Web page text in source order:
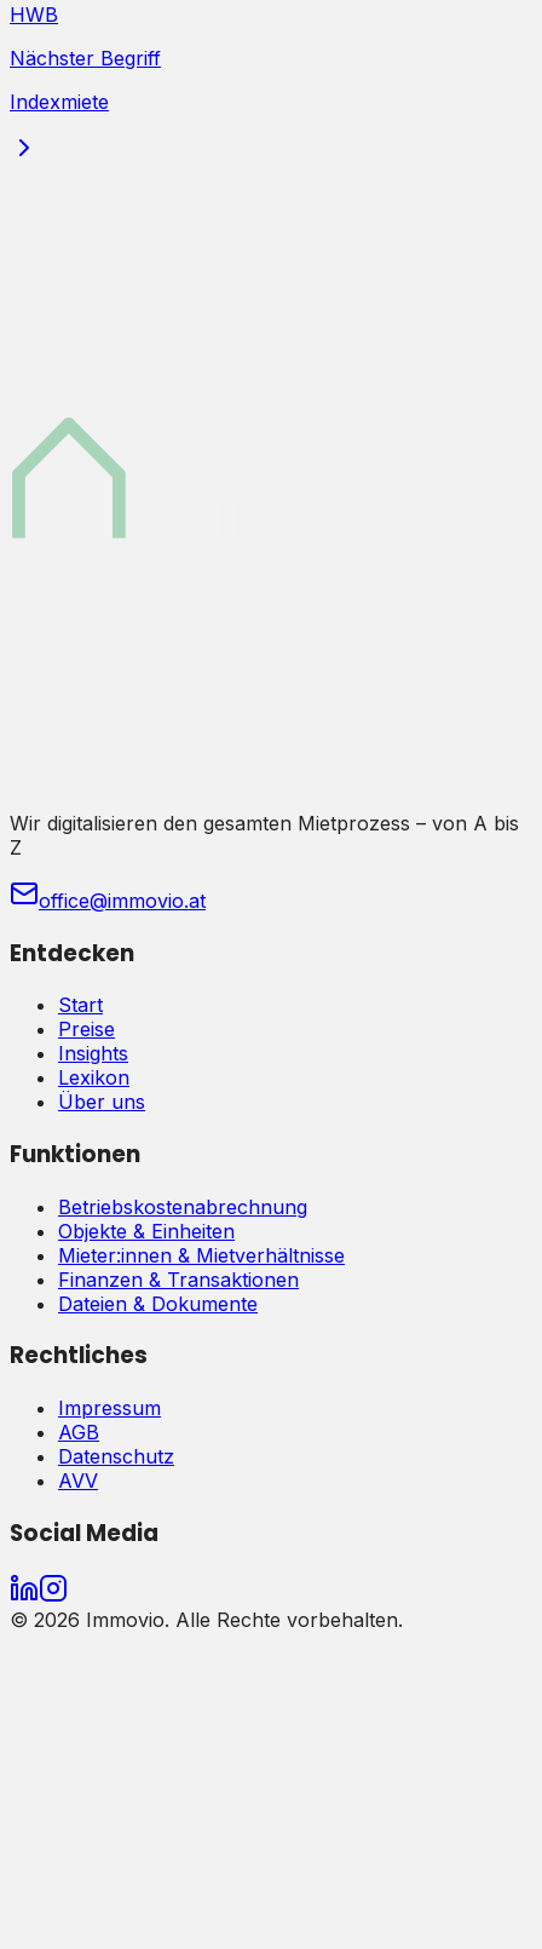
HWB
Nächster Begriff
Indexmiete
Wir digitalisieren den gesamten Mietprozess – von A bis
Z
office@immovio.at
Entdecken
Start
Preise
Insights
Lexikon
Über uns
Funktionen
Betriebskostenabrechnung
Objekte & Einheiten
Mieter:innen & Mietverhältnisse
Finanzen & Transaktionen
Dateien & Dokumente
Rechtliches
Impressum
AGB
Datenschutz
AVV
Social Media
© 2026 Immovio. Alle Rechte vorbehalten.